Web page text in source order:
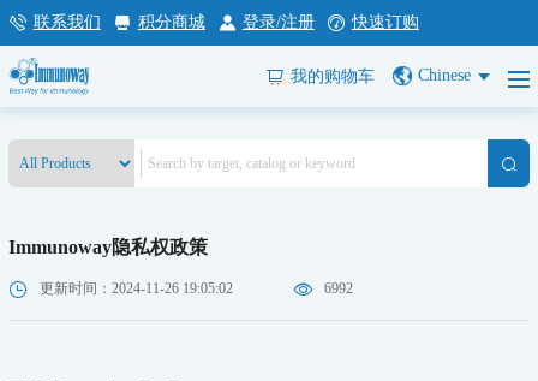
联系我们 积分商城 登录/注册 快速订购
我的购物车 Chinese
Immunoway隐私权政策
更新时间：2024-11-26 19:05:02 6992